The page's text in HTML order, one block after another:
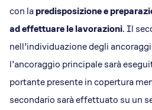
con lapredisposizione e
ad effettuare le lavorazioni. Il
nell’individuazione degli
l’ancoraggio principale sarà
portante presente in copertura
secondario sarà effettuato su un